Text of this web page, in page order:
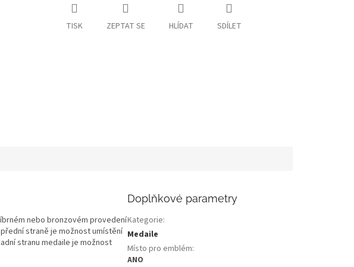
TISK ZEPTAT SE HLÍDAT SDÍLET
nebo bronzovém provedení
straně je možnost umístění
stranu medaile je možnost
Doplňkové parametry
Kategorie:
Medaile
Místo pro emblém:
ANO